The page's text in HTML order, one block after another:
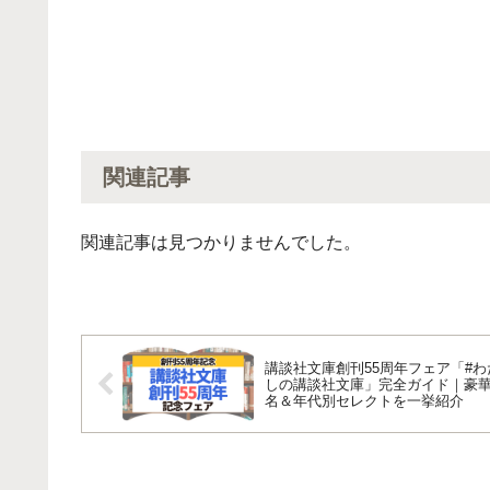
関連記事
関連記事は見つかりませんでした。
講談社文庫創刊55周年フェア「#わ
しの講談社文庫」完全ガイド｜豪
名＆年代別セレクトを一挙紹介